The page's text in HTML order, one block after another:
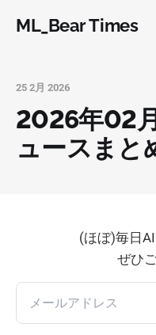
ML_Bear Times
25 2月 2026
2026年02
ュースまと
(ほぼ)毎日
ぜひ